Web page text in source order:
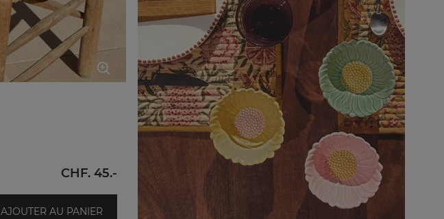
CHF. 45.-
AJOUTER AU PANIER